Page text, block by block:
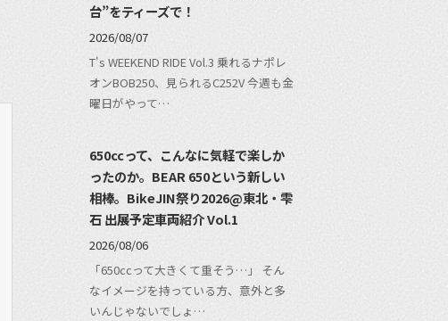
台”をティーズで！
2026/08/07
T's WEEKEND RIDE Vol.3 乗れるナポレ
オンBOB250、見られるC252V 今週も金
曜日がやって…
650ccって、こんなに気軽で楽しか
ったのか。BEAR 650という新しい
相棒。BikeJIN祭り2026@東北・雫
石 出展予定車両紹介 Vol.1
2026/08/06
「650ccって大きくて重そう…」 そん
なイメージを持っている方、意外と多
いんじゃないでしょ…